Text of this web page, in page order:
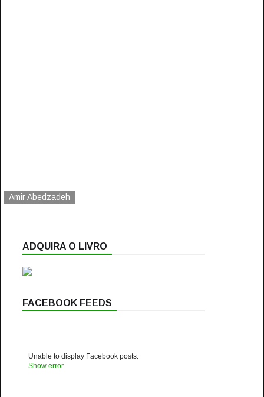
Amir Abedzadeh
ADQUIRA O LIVRO
FACEBOOK FEEDS
Unable to display Facebook posts.
Show error